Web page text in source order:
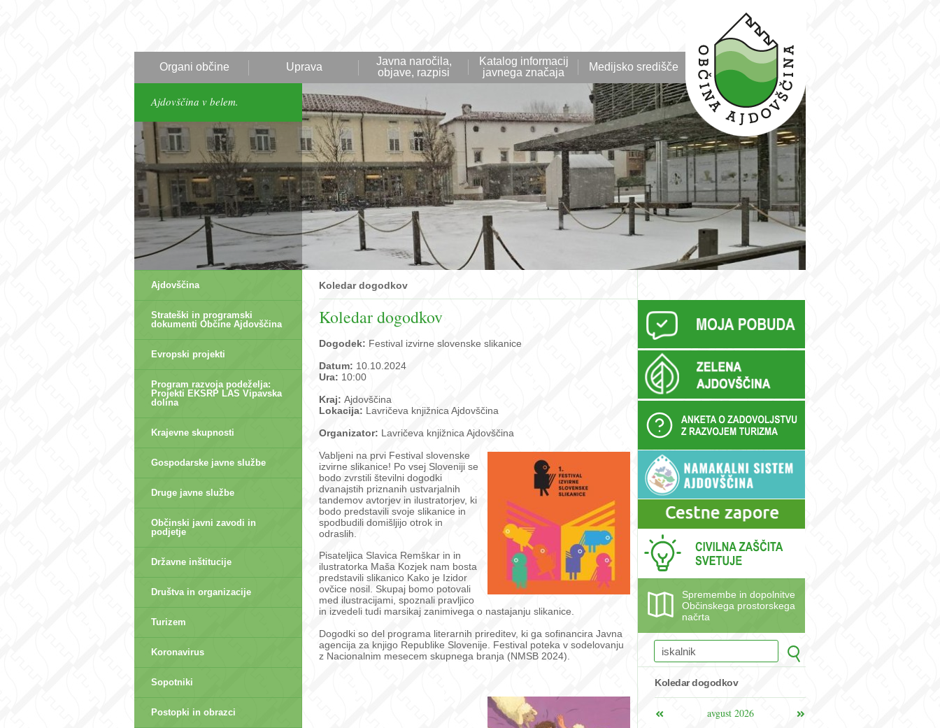
Organi občine Uprava
Javna naročila,
objave, razpisi
Katalog informacij
javnega značaja
Medijsko središče
Ajdovščina v belem.
Ajdovščina
Strateški in programski
dokumenti Občine Ajdovščina
Evropski projekti
Program razvoja podeželja:
Projekti EKSRP LAS Vipavska
dolina
Krajevne skupnosti
Gospodarske javne službe
Druge javne službe
Občinski javni zavodi in
podjetje
Državne inštitucije
Društva in organizacije
Turizem
Koronavirus
Sopotniki
Postopki in obrazci
Koledar dogodkov
Koledar dogodkov
Dogodek: Festival izvirne slovenske slikanice
Datum: 10.10.2024
Ura: 10:00
Kraj: Ajdovščina
Lokacija: Lavričeva knjižnica Ajdovščina
Organizator: Lavričeva knjižnica Ajdovščina
Vabljeni na prvi Festival slovenske
izvirne slikanice! Po vsej Sloveniji se
bodo zvrstili številni dogodki
dvanajstih priznanih ustvarjalnih
tandemov avtorjev in ilustratorjev, ki
bodo predstavili svoje slikanice in
spodbudili domišljijo otrok in
odraslih.
Pisateljica Slavica Remškar in in
ilustratorka Maša Kozjek nam bosta
predstavili slikanico Kako je Izidor
ovčice nosil. Skupaj bomo potovali
med ilustracijami, spoznali pravljico
in izvedeli tudi marsikaj zanimivega o nastajanju slikanice.
Dogodki so del programa literarnih prireditev, ki ga sofinancira Javna
agencija za knjigo Republike Slovenije. Festival poteka v sodelovanju
z Nacionalnim mesecem skupnega branja (NMSB 2024).
Spremembe in dopolnitve
Občinskega prostorskega
načrta
Koledar dogodkov
avgust 2026